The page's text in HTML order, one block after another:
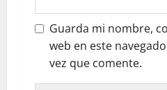
Guarda mi nombre,
web en este
vez que comente.